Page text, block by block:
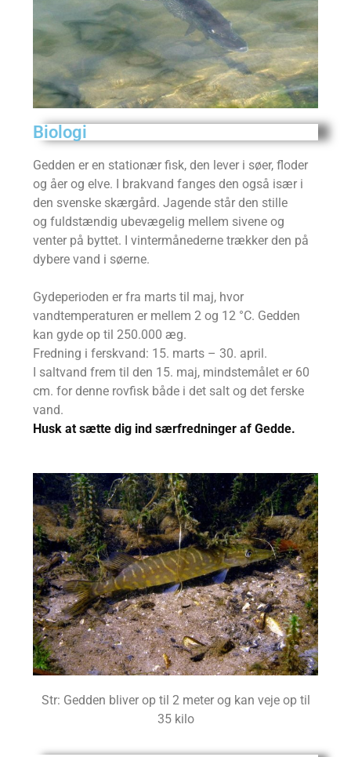
Biologi
Gedden er en stationær fisk, den lever i søer, floder
og åer og elve. I brakvand fanges den også især i
den svenske skærgård. Jagende står den stille
og fuldstændig ubevægelig mellem sivene og
venter på byttet. I vintermånederne trækker den på
dybere vand i søerne.
Gydeperioden er fra marts til maj, hvor
vandtemperaturen er mellem 2 og 12 °C. Gedden
kan gyde op til 250.000 æg.
Fredning i ferskvand: 15. marts – 30. april.
I saltvand frem til den 15. maj, mindstemålet er 60
cm. for denne rovfisk både i det salt og det ferske
vand.
Husk at sætte dig ind særfredninger af Gedde.
Str: Gedden bliver op til 2 meter og kan veje op til
35 kilo